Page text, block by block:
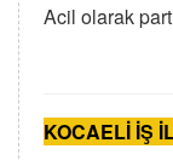
Acil olarak
KOCAELİ İŞ